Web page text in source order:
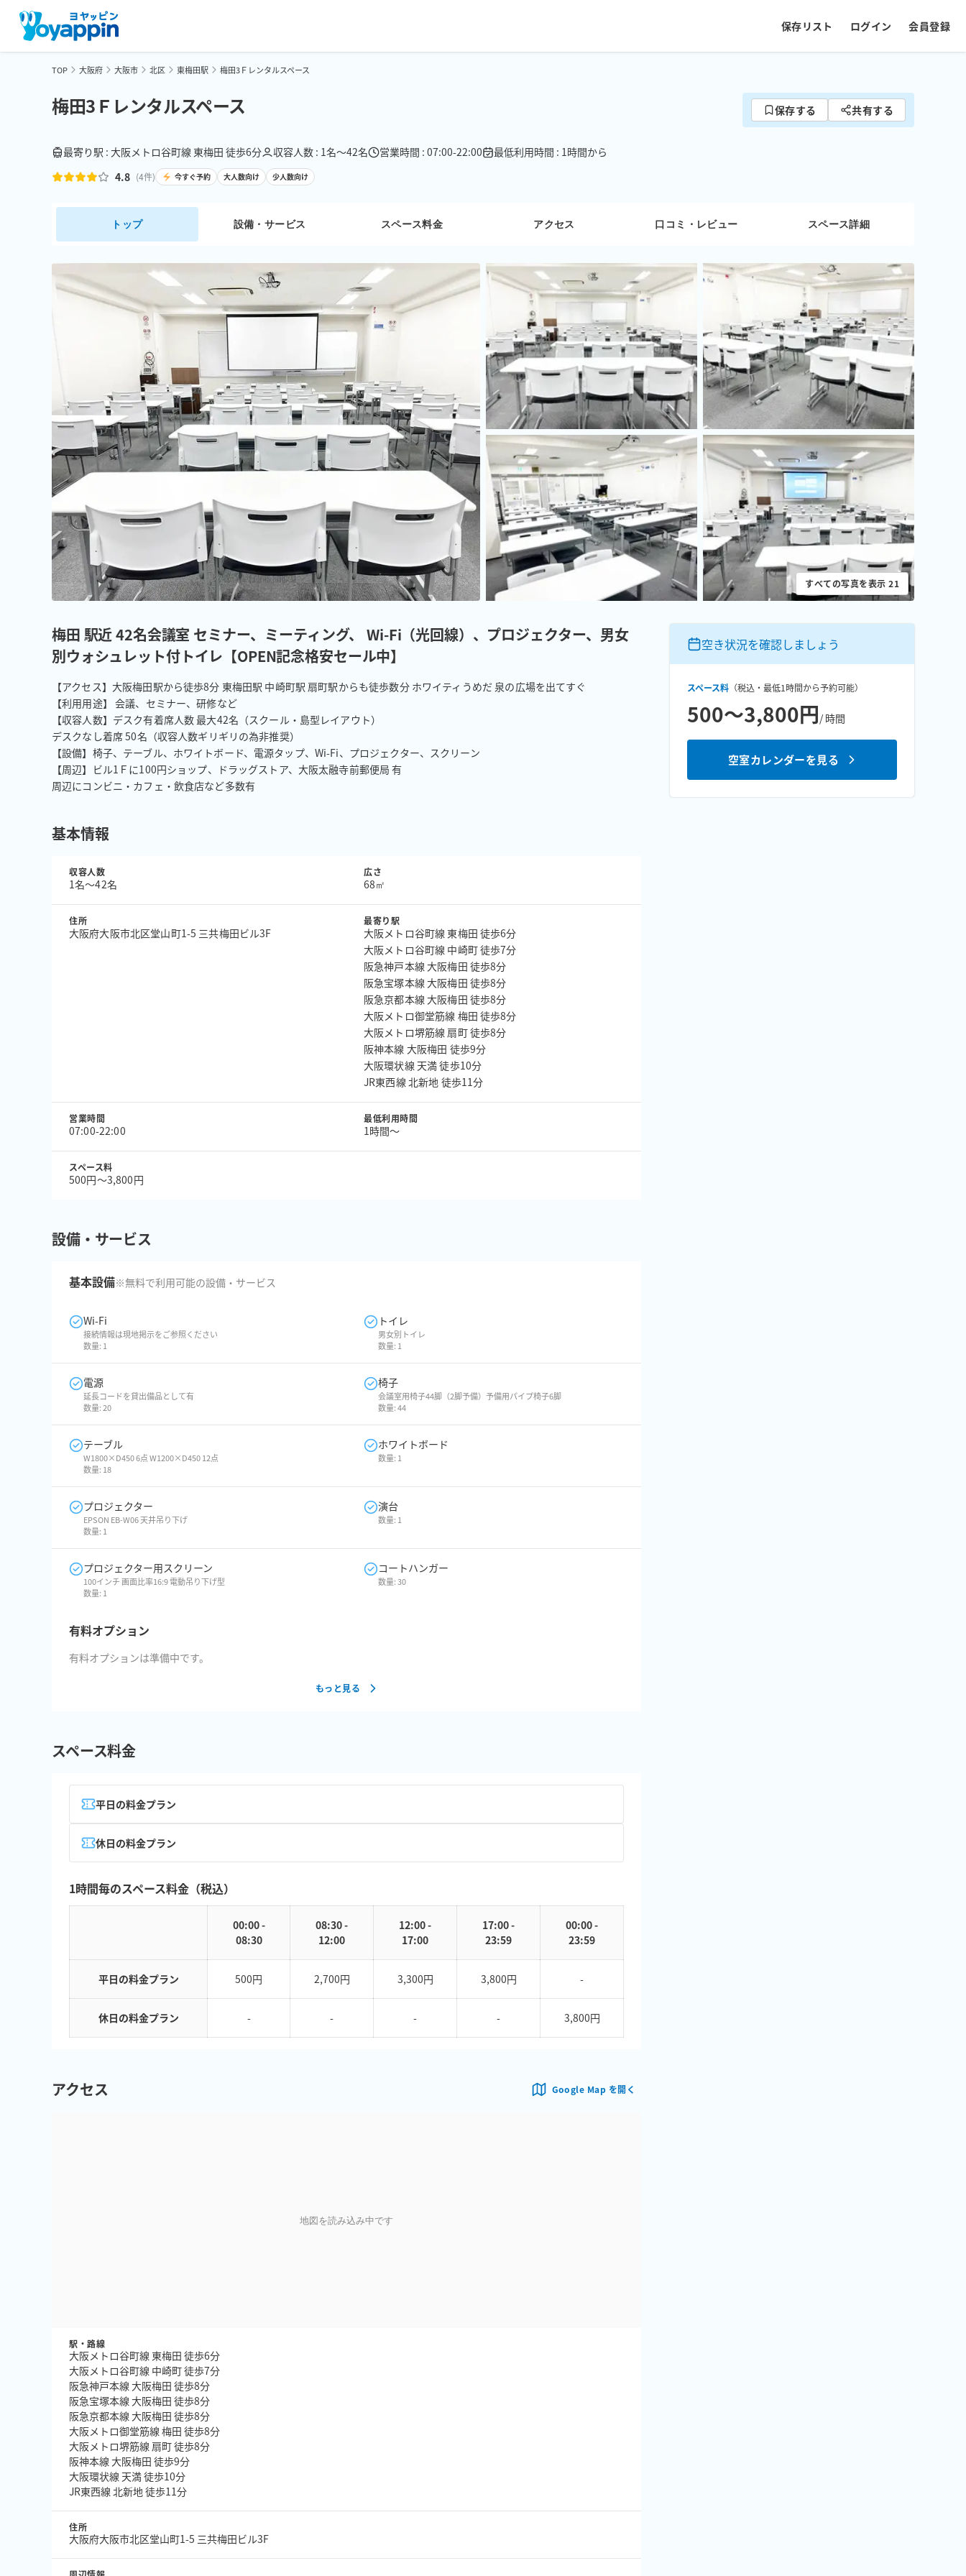
保存リスト ログイン 会員登録
TOP 大阪府 大阪市 北区 東梅田駅 梅田3Ｆレンタルスペース
すべての写真を表示21
梅田3Ｆレンタルスペース 保存する 共有する
最寄り駅 : 大阪メトロ谷町線 東梅田 徒歩6分 収容人数 : 1名〜42名 営業時間 : 07:00-22:00
最低利用時間 : 1時間から
4.8 (4件) 今すぐ予約 大人数向け 少人数向け
トップ 設備・サービス スペース料金 アクセス 口コミ・レビュー スペース詳細
梅田 駅近 42名会議室 セミナー、ミーティング、 Wi-Fi（光回線）、プロジェクター、男女
別ウォシュレット付トイレ【OPEN記念格安セール中】
【アクセス】大阪梅田駅から徒歩8分 東梅田駅 中崎町駅 扇町駅からも徒歩数分 ホワイティうめだ 泉の広場を出てすぐ
【利用用途】 会議、セミナー、研修など
【収容人数】デスク有着席人数 最大42名（スクール・島型レイアウト）
デスクなし着席 50名（収容人数ギリギリの為非推奨）
【設備】椅子、テーブル、ホワイトボード、電源タップ、Wi-Fi、プロジェクター、スクリーン
【周辺】ビル1Ｆに100円ショップ、ドラッグストア、大阪太融寺前郵便局 有
周辺にコンビニ・カフェ・飲食店など多数有
基本情報
収容人数
1名〜42名
広さ
68㎡
住所
大阪府大阪市北区堂山町1-5 三共梅田ビル3F
最寄り駅
大阪メトロ谷町線 東梅田 徒歩6分
大阪メトロ谷町線 中崎町 徒歩7分
阪急神戸本線 大阪梅田 徒歩8分
阪急宝塚本線 大阪梅田 徒歩8分
阪急京都本線 大阪梅田 徒歩8分
大阪メトロ御堂筋線 梅田 徒歩8分
大阪メトロ堺筋線 扇町 徒歩8分
阪神本線 大阪梅田 徒歩9分
大阪環状線 天満 徒歩10分
JR東西線 北新地 徒歩11分
営業時間
07:00-22:00
最低利用時間
1時間〜
スペース料
500円〜3,800円
設備・サービス
基本設備※無料で利用可能の設備・サービス
Wi-Fi
接続情報は現地掲示をご参照ください
数量: 1
トイレ
男女別トイレ
数量: 1
電源
延長コードを貸出備品として有
数量:20
椅子
会議室用椅子44脚（2脚予備）予備用パイプ椅子6脚
数量:44
テーブル
W1800×D450 6点 W1200×D450 12点
数量: 18
ホワイトボード
数量: 1
プロジェクター
EPSON EB-W06 天井吊り下げ
数量: 1
演台
数量: 1
プロジェクター用スクリーン
100インチ 画面比率16:9 電動吊り下げ型
数量: 1
コートハンガー
数量:30
有料オプション
有料オプションは準備中です。
もっと見る
スペース料金
平日の料金プラン
休日の料金プラン
1時間毎のスペース料金（税込）
00:00 -
08:30
08:30 -
12:00
12:00 -
17:00
17:00 -
23:59
00:00 -
23:59
平日の料金プラン 500円 2,700円 3,300円 3,800円 -
休日の料金プラン - - - - 3,800円
アクセス Google Map を開く
地図を読み込み中です
駅・路線
大阪メトロ谷町線 東梅田 徒歩6分
大阪メトロ谷町線 中崎町 徒歩7分
阪急神戸本線 大阪梅田 徒歩8分
阪急宝塚本線 大阪梅田 徒歩8分
阪急京都本線 大阪梅田 徒歩8分
大阪メトロ御堂筋線 梅田 徒歩8分
大阪メトロ堺筋線 扇町 徒歩8分
阪神本線 大阪梅田 徒歩9分
大阪環状線 天満 徒歩10分
JR東西線 北新地 徒歩11分
住所
大阪府大阪市北区堂山町1-5 三共梅田ビル3F
空き状況を確認しましょう
スペース料 （税込・最低1時間から予約可能）
500〜3,800円/ 時間
空室カレンダーを見る